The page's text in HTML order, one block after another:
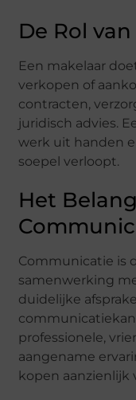
De Rol
Een makelaar
verkopen of
contracten,
juridisch advies.
werk uit handen
soepel verloopt.
Het
Communicatie is
samenwerking
duidelijke
professionele,
aangename
kopen aanzienlijk